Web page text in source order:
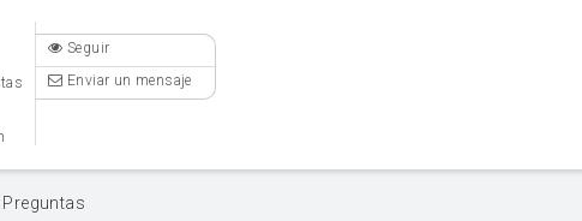
Seguir
Enviar un mensaje
Preguntas